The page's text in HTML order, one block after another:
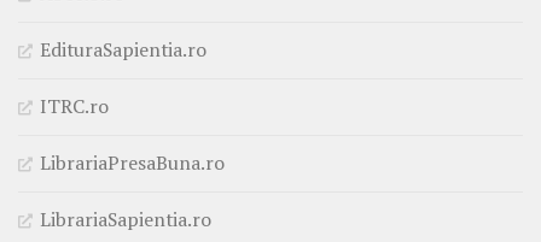
EdituraSapientia.ro
ITRC.ro
LibrariaPresaBuna.ro
LibrariaSapientia.ro